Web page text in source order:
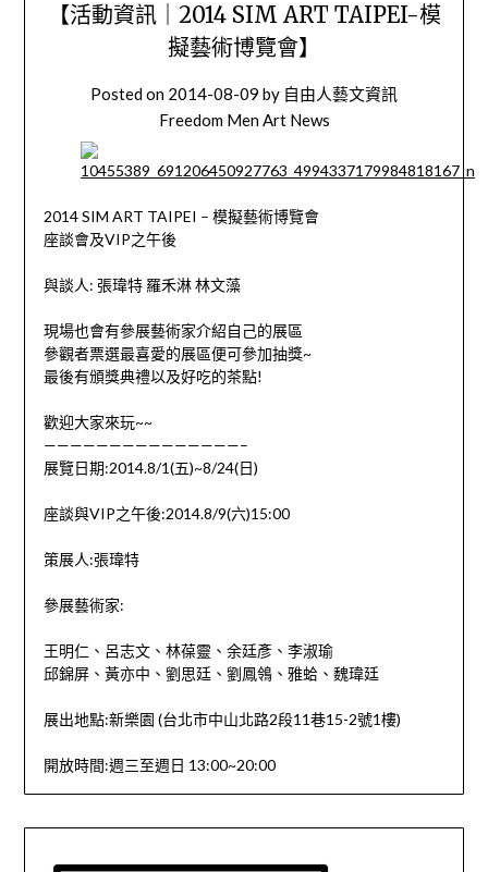
【活動資訊｜2014 SIM ART TAIPEI-模
擬藝術博覽會】
Posted on 2014-08-09 by 自由人藝文資訊
Freedom Men Art News
2014 SIM ART TAIPEI – 模擬藝術博覽會
座談會及VIP之午後
與談人: 張瑋特 羅禾淋 林文藻
現場也會有參展藝術家介紹自己的展區
參觀者票選最喜愛的展區便可參加抽獎~
最後有頒獎典禮以及好吃的茶點!
歡迎大家來玩~~
———————————————–
展覽日期:2014.8/1(五)~8/24(日)
座談與VIP之午後:2014.8/9(六)15:00
策展人:張瑋特
參展藝術家:
王明仁、呂志文、林葆靈、余廷彥、李淑瑜
邱錦屏、黃亦中、劉思廷、劉鳳鴒、雅蛤、魏瑋廷
展出地點:新樂園 (台北市中山北路2段11巷15-2號1樓)
開放時間:週三至週日 13:00~20:00